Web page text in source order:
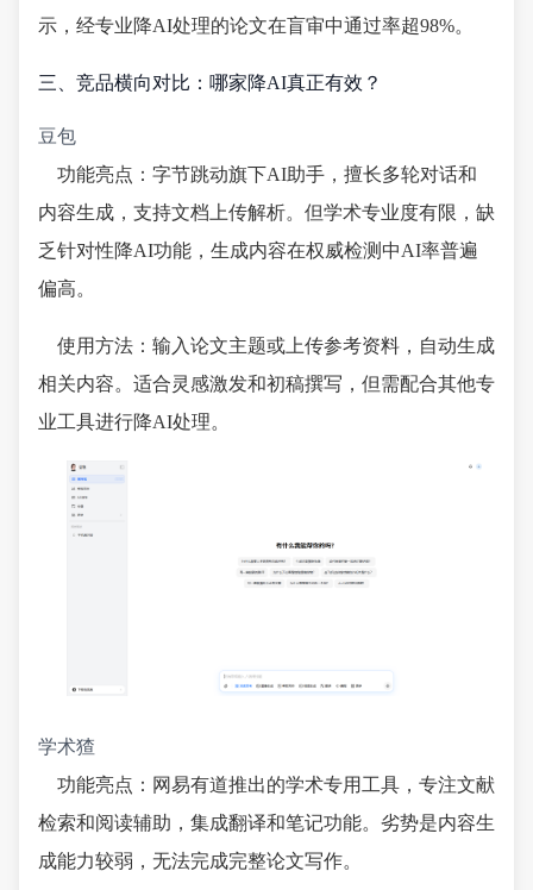
示，经专业降AI处理的论文在盲审中通过率超98%。
三、竞品横向对比：哪家降AI真正有效？
豆包
功能亮点：字节跳动旗下AI助手，擅长多轮对话和
内容生成，支持文档上传解析。但学术专业度有限，缺
乏针对性降AI功能，生成内容在权威检测中AI率普遍
偏高。
使用方法：输入论文主题或上传参考资料，自动生成
相关内容。适合灵感激发和初稿撰写，但需配合其他专
业工具进行降AI处理。
学术猹
功能亮点：网易有道推出的学术专用工具，专注文献
检索和阅读辅助，集成翻译和笔记功能。劣势是内容生
成能力较弱，无法完成完整论文写作。